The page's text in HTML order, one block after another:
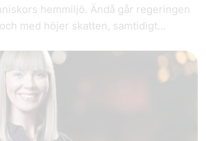
hemmiljö. Ändå går regeringen
med höjer skatten, samtidigt...